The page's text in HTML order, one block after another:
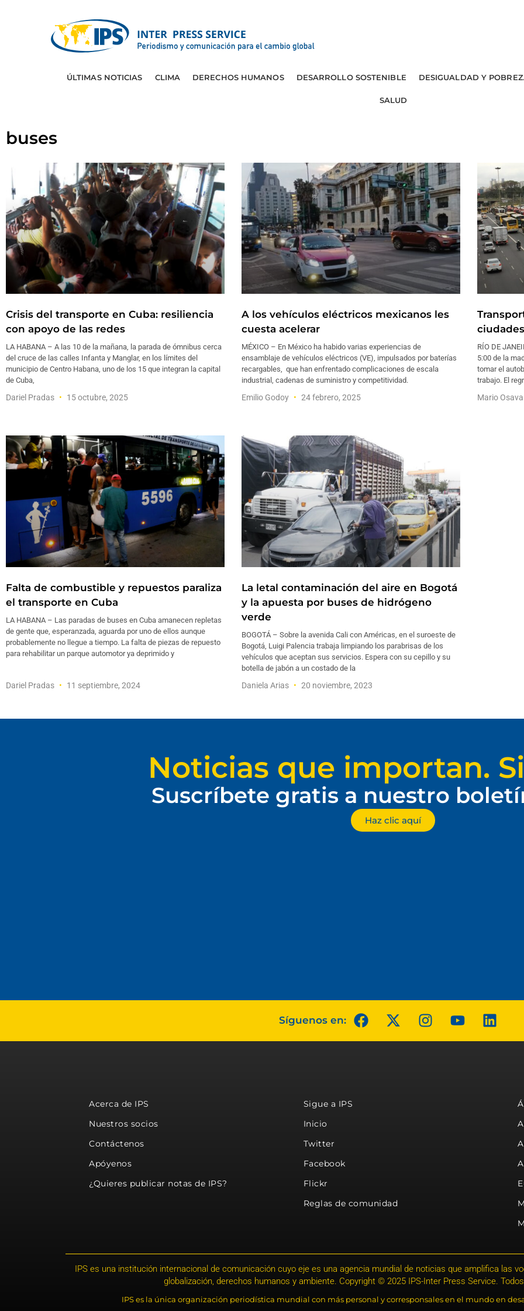
ÚLTIMAS NOTICIAS CLIMA DERECHOS HUMANOS DESARROLLO SOSTENIBLE DESIGUALDAD Y
SALUD
buses
Crisis del transporte en Cuba: resiliencia
con apoyo de las redes
LA HABANA – A las 10 de la mañana, la parada de ómnibus cerca
del cruce de las calles Infanta y Manglar, en los límites del
municipio de Centro Habana, uno de los 15 que integran la capital
de Cuba,
Dariel Pradas 15 octubre, 2025
A los vehículos eléctricos mexicanos les
cuesta acelerar
MÉXICO – En México ha habido varias experiencias de
ensamblaje de vehículos eléctricos (VE), impulsados por baterías
recargables, que han enfrentado complicaciones de escala
industrial, cadenas de suministro y competitividad.
Emilio Godoy 24 febrero, 2025
RÍO DE
5:00 de la
tomar el
trabajo. El
Mario Osava
Falta de combustible y repuestos paraliza
el transporte en Cuba
LA HABANA – Las paradas de buses en Cuba amanecen repletas
de gente que, esperanzada, aguarda por uno de ellos aunque
probablemente no llegue a tiempo. La falta de piezas de repuesto
para rehabilitar un parque automotor ya deprimido y
Dariel Pradas 11 septiembre, 2024
La letal contaminación del aire en Bogotá
y la apuesta por buses de hidrógeno
verde
BOGOTÁ – Sobre la avenida Cali con Américas, en el suroeste de
Bogotá, Luigi Palencia trabaja limpiando los parabrisas de los
vehículos que aceptan sus servicios. Espera con su cepillo y su
botella de jabón a un costado de la
Daniela Arias 20 noviembre, 2023
Noticias que importan.
Suscríbete gratis a nuestro
Haz clic aquí
Síguenos en:
Acerca de IPS
Nuestros socios
Contáctenos
Apóyenos
¿Quieres publicar notas de IPS?
Sigue a IPS
Inicio
Twitter
Facebook
Flickr
Reglas de comunidad
IPS es una institución internacional de comunicación cuyo eje es una agencia mundial de noticias que amplifica las
globalización, derechos humanos y ambiente. Copyright © 2025 IPS-Inter Press Service.
IPS es la única organización periodística mundial con más personal y corresponsales en el mundo en